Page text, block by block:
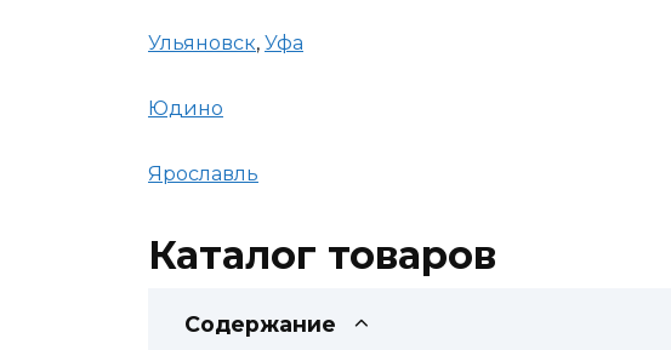
Ульяновск, Уфа
Юдино
Ярославль
Каталог товаров
Содержание